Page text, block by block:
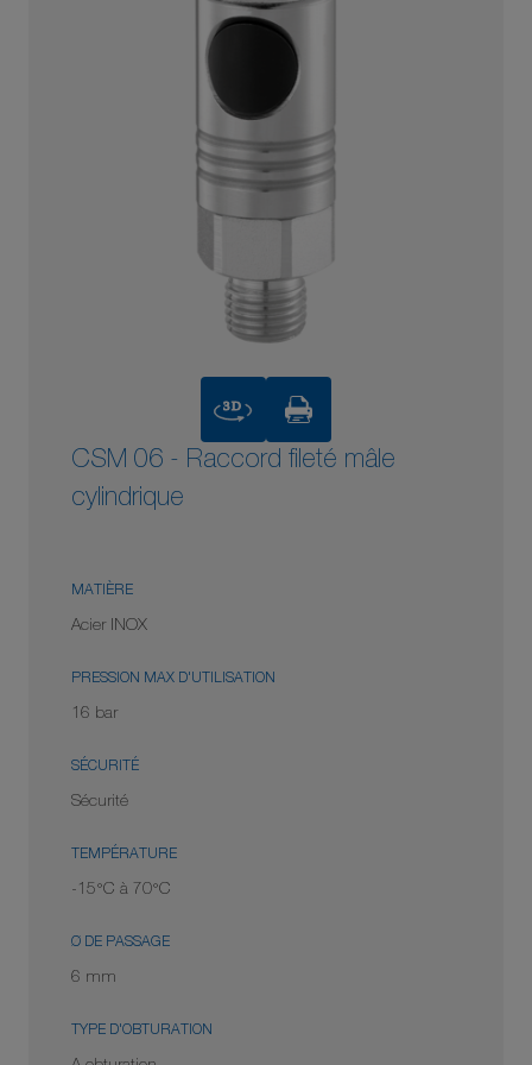
3D
CSM 06 - Raccord fileté mâle
cylindrique
MATIÈRE
Acier INOX
PRESSION MAX D'UTILISATION
16 bar
SÉCURITÉ
Sécurité
TEMPÉRATURE
-15°C à 70°C
Ø DE PASSAGE
6 mm
TYPE D'OBTURATION